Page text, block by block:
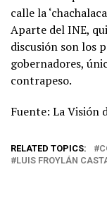
calle la
Aparte del INE,
discusión son los
gobernadores,
contrapeso.
Fuente: La Visión
RELATED TOPICS:
LUIS FROYLÁN